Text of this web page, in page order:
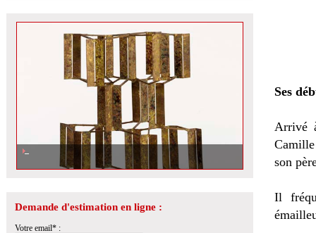
Harry Bertoia, de la sculpture au design
Demande d'estimation en ligne :
Votre email* :
Ses dé
Arrivé
son
Il